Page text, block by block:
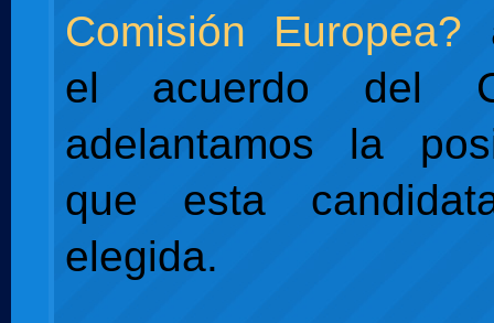
Comisión Europea?
el acuerdo del
adelantamos la
que esta
elegida.